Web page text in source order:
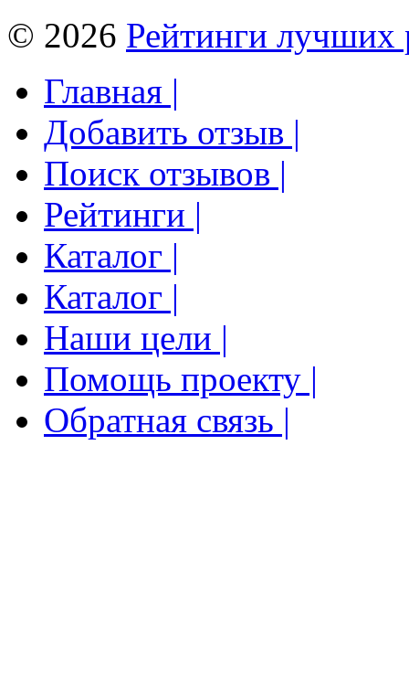
© 2026 Рейтинги лучших
Главная |
Добавить отзыв |
Поиск отзывов |
Рейтинги |
Каталог |
Каталог |
Наши цели |
Помощь проекту |
Обратная связь |